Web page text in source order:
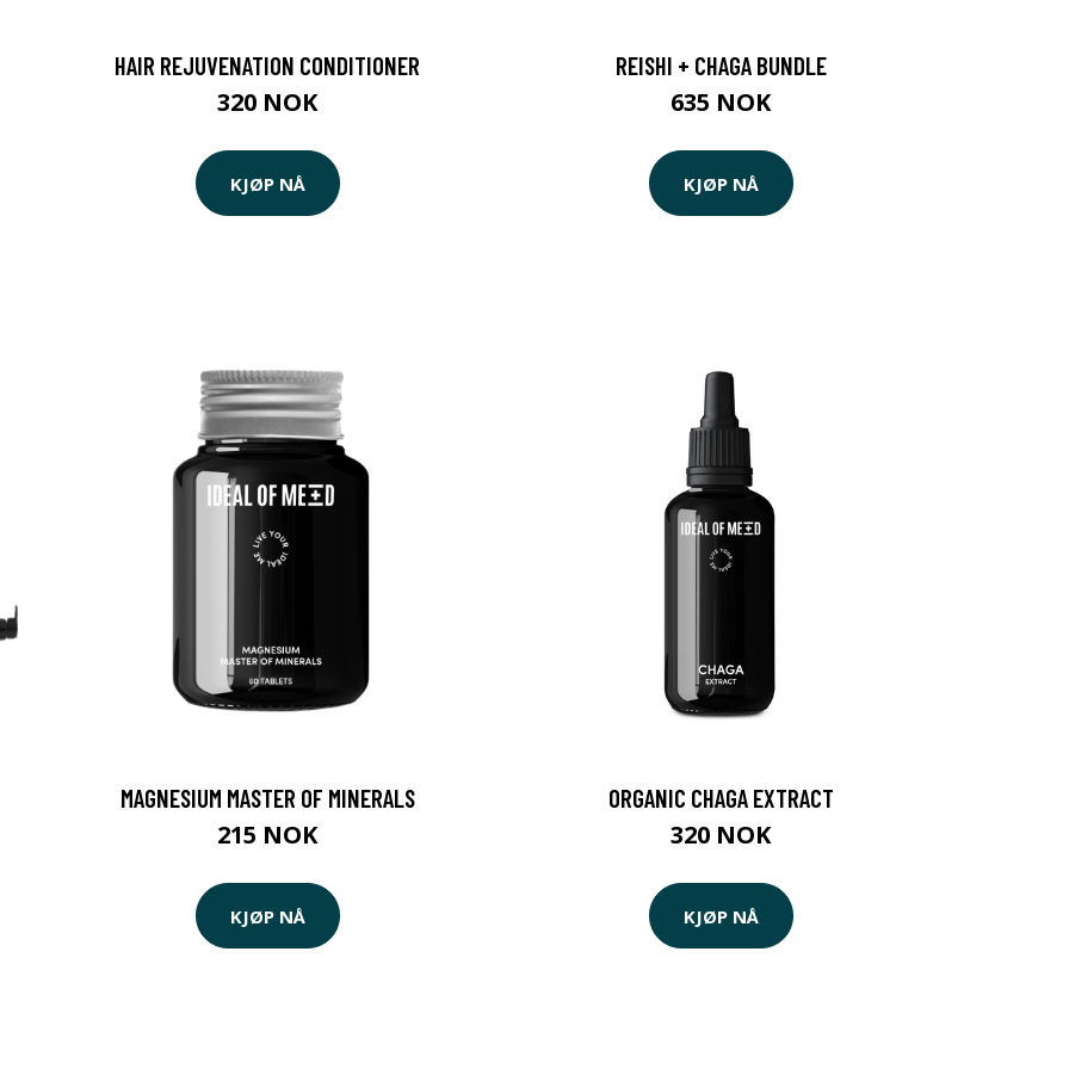
HAIR REJUVENATION CONDITIONER
320 NOK
KJØP NÅ
REISHI + CHAGA BUNDLE
635 NOK
KJØP NÅ
MAGNESIUM MASTER OF MINERALS
215 NOK
KJØP NÅ
ORGANIC CHAGA EXTRACT
320 NOK
KJØP NÅ